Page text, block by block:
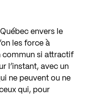
envers le
les force à
commun si attractif
l’instant, avec un
ne peuvent ou ne
qui, pour